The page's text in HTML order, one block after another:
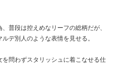
普段は控えめなリーフの総柄だが、
デ別人のような表情を見せる。
問わずスタリッシュに着こなせる仕